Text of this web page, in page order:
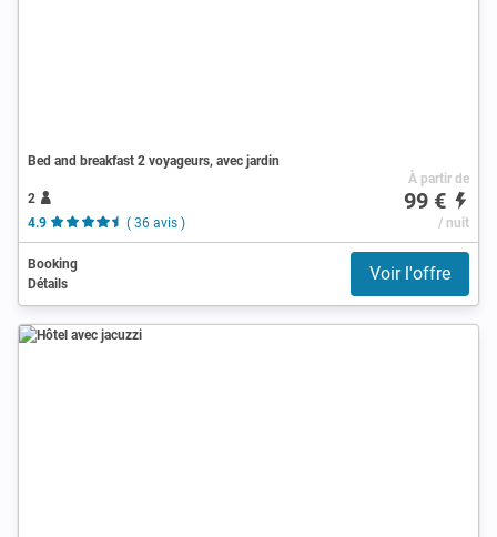
Bed and breakfast 2 voyageurs, avec jardin
2
4.9
( 36 avis )
À partir de
99 €
/ nuit
Booking
Détails
Voir l'offre